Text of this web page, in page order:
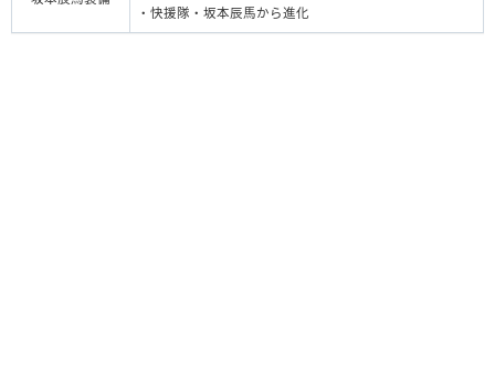
・快援隊・坂本辰馬から進化